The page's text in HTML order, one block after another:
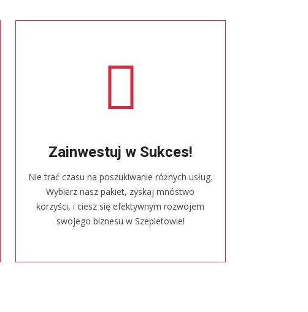
Zainwestuj w Sukces!
Nie trać czasu na poszukiwanie różnych usług.
Wybierz nasz pakiet, zyskaj mnóstwo
korzyści, i ciesz się efektywnym rozwojem
swojego biznesu w Szepietowie!